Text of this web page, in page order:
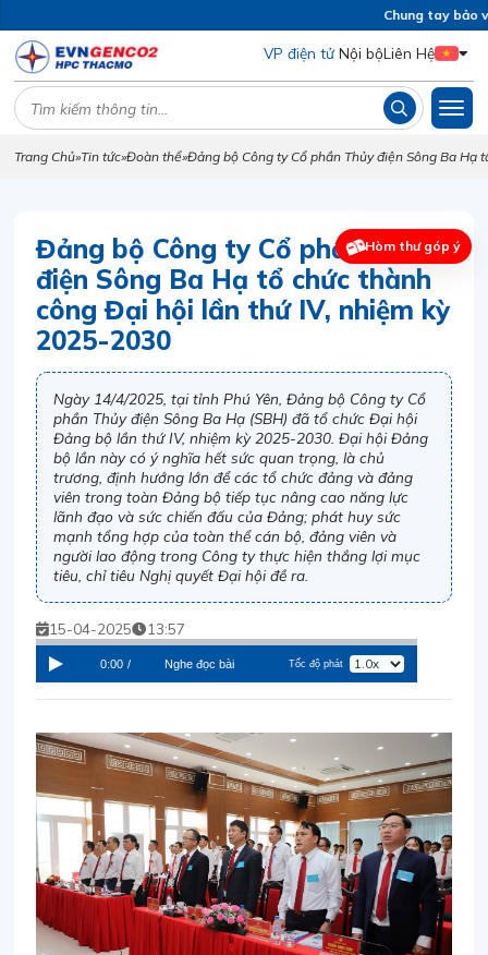
Chung tay bảo
VP điện tử Nội bộLiên Hệ
Trang Chủ»Tin tức»Đoàn thể»Đảng bộ Công ty Cổ phần Thủy điện Sông Ba
Đảng bộ Công ty Cổ phần Thủy
điện Sông Ba Hạ tổ chức thành
công Đại hội lần thứ IV, nhiệm kỳ
2025-2030
Ngày 14/4/2025, tại tỉnh Phú Yên, Đảng bộ Công ty Cổ
phần Thủy điện Sông Ba Hạ (SBH) đã tổ chức Đại hội
Đảng bộ lần thứ IV, nhiệm kỳ 2025-2030. Đại hội Đảng
bộ lần này có ý nghĩa hết sức quan trọng, là chủ
trương, định hướng lớn để các tổ chức đảng và đảng
viên trong toàn Đảng bộ tiếp tục nâng cao năng lực
lãnh đạo và sức chiến đấu của Đảng; phát huy sức
mạnh tổng hợp của toàn thể cán bộ, đảng viên và
người lao động trong Công ty thực hiện thắng lợi mục
tiêu, chỉ tiêu Nghị quyết Đại hội đề ra.
15-04-2025 13:57
0:00 / Nghe đọc bài Tốc độ phát
Hòm thư góp ý